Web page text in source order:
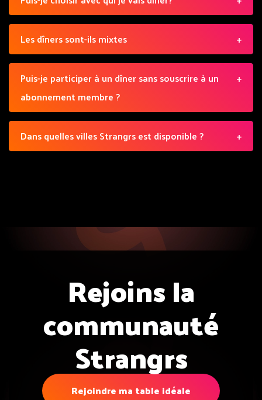
Les dîners sont-ils mixtes
Puis-je participer à un dîner sans souscrire à un
abonnement membre ?
Dans quelles villes Strangrs est disponible ?
Rejoins la
communauté
Strangrs
Rejoindre ma table idéale